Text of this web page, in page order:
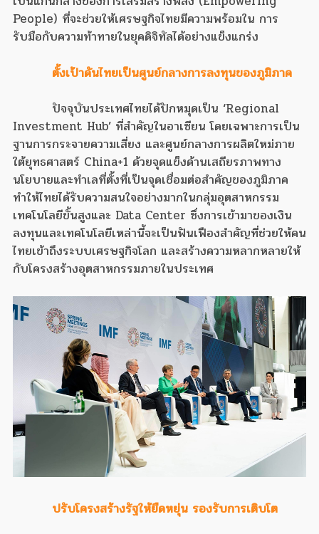
People) ที่จะช่วยให้เศรษฐกิจไทยมีความพร้อมใน การ
รับมือกับความท้าทายในยุคดิจิทัลได้อย่างแข็งแกร่ง
ตั้งเป้าดันไทยเป็นศูนย์กลางการลงทุนของภูมิภาค
ปัจจุบันประเทศไทยได้ปักหมุดเป็น ‘Regional
Investment Hub’ ที่สำคัญในอาเซียน โดยเฉพาะการเป็น
ฐานการกระจายความเสี่ยง และศูนย์กลางการผลิตใหม่ภาย
ใต้ยุทธศาสตร์ China+1 ด้วยจุดแข็งด้านเสถียรภาพทาง
นโยบายและทำเลที่ตั้งที่เป็นจุดเชื่อมต่อสำคัญของภูมิภาค
ทำให้ไทยได้รับความสนใจอย่างมากในกลุ่มอุตสาหกรรม
เทคโนโลยีขั้นสูงและ Data Center ซึ่งการเข้ามาของเงิน
ลงทุนและเทคโนโลยีเหล่านี้จะเป็นฟันเฟืองสำคัญที่ช่วยให้คน
ไทยเข้าถึงระบบเศรษฐกิจโลก และสร้างความหลากหลายให้
กับโครงสร้างอุตสาหกรรมภายในประเทศ
ปรับโครงสร้างรัฐให้ยืดหยุ่น รองรับการเติบโต